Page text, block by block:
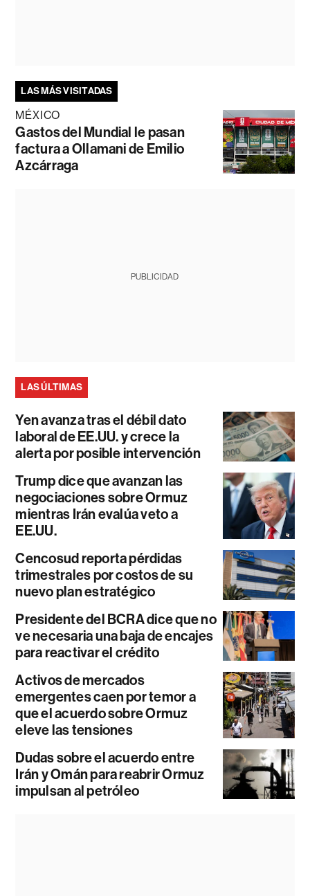
LAS MÁS VISITADAS
MÉXICO
Gastos del Mundial le pasan
factura a Ollamani de Emilio
Azcárraga
PUBLICIDAD
LAS ÚLTIMAS
Yen avanza tras el débil dato
laboral de EE.UU. y crece la
alerta por posible intervención
Trump dice que avanzan las
negociaciones sobre Ormuz
mientras Irán evalúa veto a
EE.UU.
Cencosud reporta pérdidas
trimestrales por costos de su
nuevo plan estratégico
Presidente del BCRA dice que no
ve necesaria una baja de encajes
para reactivar el crédito
Activos de mercados
emergentes caen por temor a
que el acuerdo sobre Ormuz
eleve las tensiones
Dudas sobre el acuerdo entre
Irán y Omán para reabrir Ormuz
impulsan al petróleo